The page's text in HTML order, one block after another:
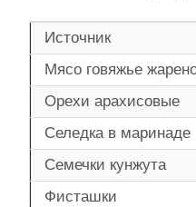
Источник
Мясо говяжье
Орехи арахисовые
Селедка в маринаде
Семечки кунжута
Фисташки